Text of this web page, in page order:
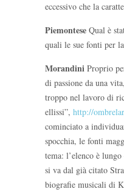
eccessivo che la
Piemontese Qual è
quali le sue fonti per
Morandini Proprio
di passione da una
troppo nel lavoro di
ellissi”, http://
cominciato a
spocchia, le fonti
tema: l’elenco è
si va dal già citato
biografie musicali di